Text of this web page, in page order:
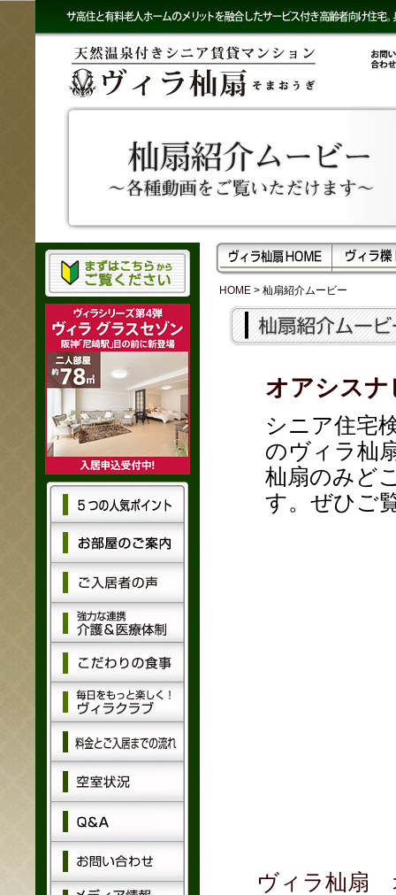
HOME > 杣扇紹介ムービー
オアシスナ
シニア住宅
のヴィラ杣
杣扇のみど
す。ぜひご
ヴィラ杣扇